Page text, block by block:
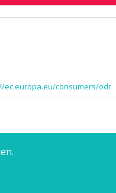
ec.europa.eu/consumers/odr